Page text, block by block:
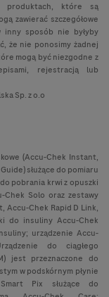
produktach, które są
zawierać szczegółowe
sposób nie byłyby
że nie ponosimy żadnej
mogą być niezgodne z
rejestracją lub
Sp. z o.o
(Accu-Chek Instant,
służące do pomiaru
pobrania krwi z opuszki
Chek Solo oraz zestawy
Accu-Chek Rapid D Link,
do insuliny Accu-Chek
urządzenie Accu-
do ciągłego
jest przeznaczone do
w podskórnym płynie
Smart Pix służące do